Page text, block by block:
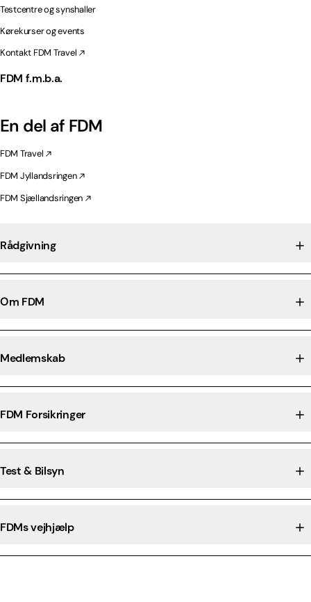
Testcentre og synshaller
Kørekurser og events
Kontakt FDM Travel
FDM f.m.b.a.
En del af FDM
FDM Travel
FDM Jyllandsringen
FDM Sjællandsringen
Rådgivning
Om FDM
Medlemskab
FDM Forsikringer
Test & Bilsyn
FDMs vejhjælp